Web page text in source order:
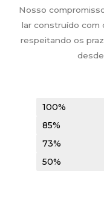
Nosso
lar construído com
respeitando os
Terraplanagem
100%
Contagem 2
85%
Contagem 3
73%
Contagem 4
50%